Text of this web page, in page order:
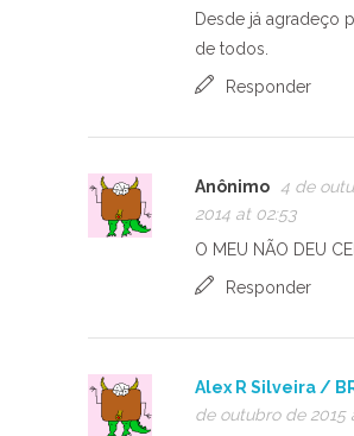
Desde já agradeço
de todos.
Responder
Anônimo
4 de
2014 at 02:53
O MEU NÃO DEU
Responder
Alex R Silveira /
de outubro de 2015